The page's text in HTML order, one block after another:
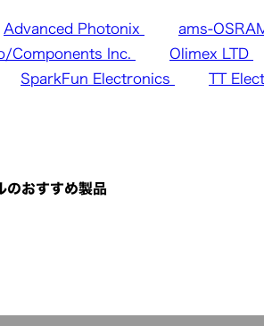
Advanced Photonix ams-
Components Inc. Olimex LTD
SparkFun Electronics TT
のおすすめ製品